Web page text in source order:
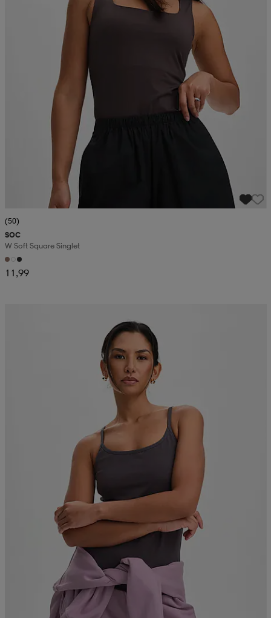
(50)
SOC
W Soft Square Singlet
11,99